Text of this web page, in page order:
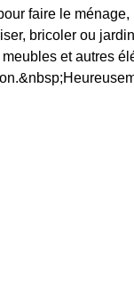
faire le ménage,
bricoler ou
et autres